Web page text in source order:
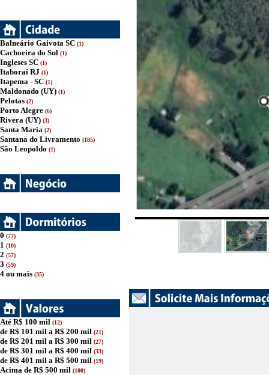
Balneário Gaivota SC (1)
Cachoeira do Sul (1)
Ingleses SC (1)
Itaboraí RJ (1)
Itapema - SC (1)
Maldonado (UY) (1)
Pelotas (2)
Porto Alegre (6)
Rivera (UY) (3)
Santa Maria (2)
Santana do Livramento (185)
São Leopoldo (1)
0 (77)
1 (10)
2 (57)
3 (59)
4 ou mais (35)
Até R$ 100 mil (12)
de R$ 101 mil a R$ 200 mil (21)
de R$ 201 mil a R$ 300 mil (27)
de R$ 301 mil a R$ 400 mil (33)
de R$ 401 mil a R$ 500 mil (19)
Acima de R$ 500 mil (100)